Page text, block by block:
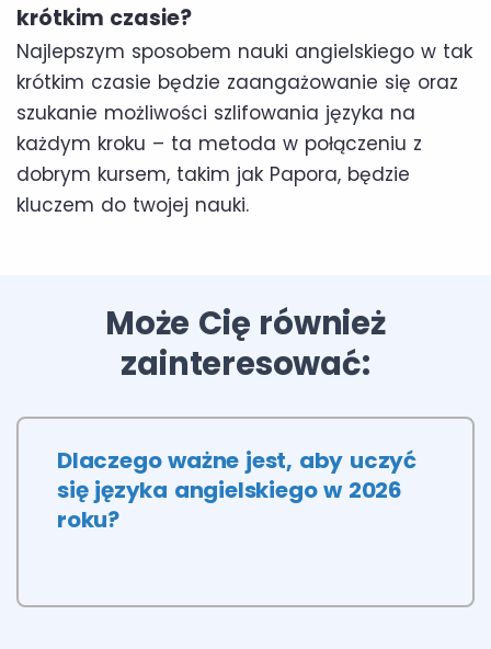
krótkim czasie?
Najlepszym sposobem nauki angielskiego w tak
krótkim czasie będzie zaangażowanie się oraz
szukanie możliwości szlifowania języka na
każdym kroku – ta metoda w połączeniu z
dobrym kursem, takim jak Papora, będzie
kluczem do twojej nauki.
Może Cię również
zainteresować:
Dlaczego ważne jest, aby uczyć
się języka angielskiego w 2026
roku?